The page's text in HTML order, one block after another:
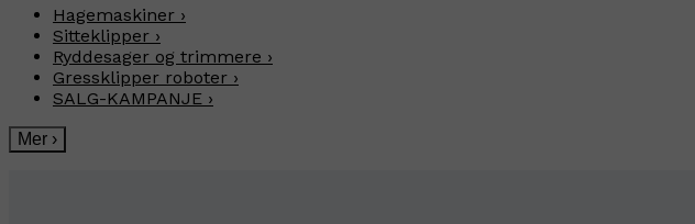
Hagemaskiner ›
Sitteklipper ›
Ryddesager og trimmere ›
Gressklipper roboter ›
SALG-KAMPANJE ›
Mer ›